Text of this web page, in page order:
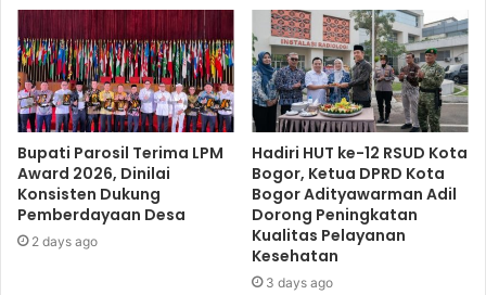
Bupati Parosil Terima LPM
Award 2026, Dinilai
Konsisten Dukung
Pemberdayaan Desa
2 days ago
Hadiri HUT ke-12 RSUD Kota
Bogor, Ketua DPRD Kota
Bogor Adityawarman Adil
Dorong Peningkatan
Kualitas Pelayanan
Kesehatan
3 days ago